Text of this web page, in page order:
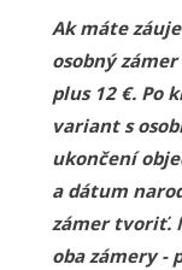
Ak máte
osobný
plus 12 €. Po
variant s
ukončení
a dátum
zámer tvoriť.
oba zámery -